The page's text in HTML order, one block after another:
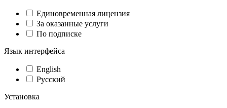
Единовременная лицензия
За оказанные услуги
По подписке
Язык интерфейса
English
Русский
Установка